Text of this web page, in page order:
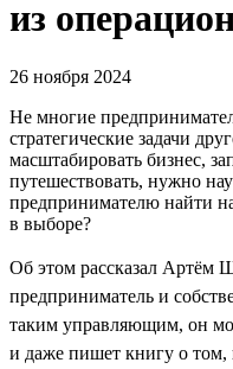
из
26 ноября 2024
Не многие
стратегические задачи
масштабировать бизнес,
путешествовать, нужно
предпринимателю найти
в выборе?
Об этом рассказал Артём
предприниматель и
таким управляющим, он
и даже пишет книгу о том,